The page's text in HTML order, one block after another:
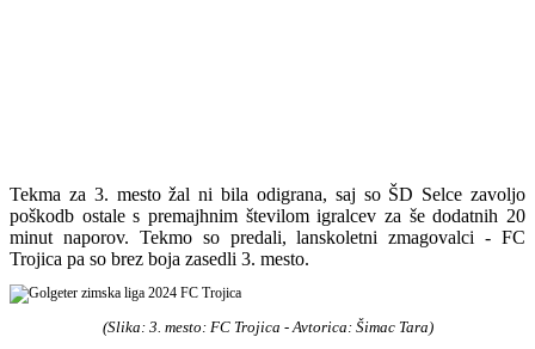
Tekma za 3. mesto žal ni bila odigrana, saj so ŠD Selce zavoljo
poškodb ostale s premajhnim številom igralcev za še dodatnih 20
minut naporov. Tekmo so predali, lanskoletni zmagovalci - FC
Trojica pa so brez boja zasedli 3. mesto.
(Slika: 3. mesto: FC Trojica - Avtorica: Šimac Tara)